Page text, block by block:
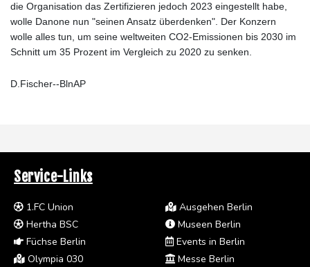
die Organisation das Zertifizieren jedoch 2023 eingestellt habe,
wolle Danone nun "seinen Ansatz überdenken". Der Konzern
wolle alles tun, um seine weltweiten CO2-Emissionen bis 2030 im
Schnitt um 35 Prozent im Vergleich zu 2020 zu senken.
D.Fischer--BlnAP
Service-Links
1.FC Union
Hertha BSC
Füchse Berlin
Olympia 030
Ausgehen Berlin
Museen Berlin
Events in Berlin
Messe Berlin